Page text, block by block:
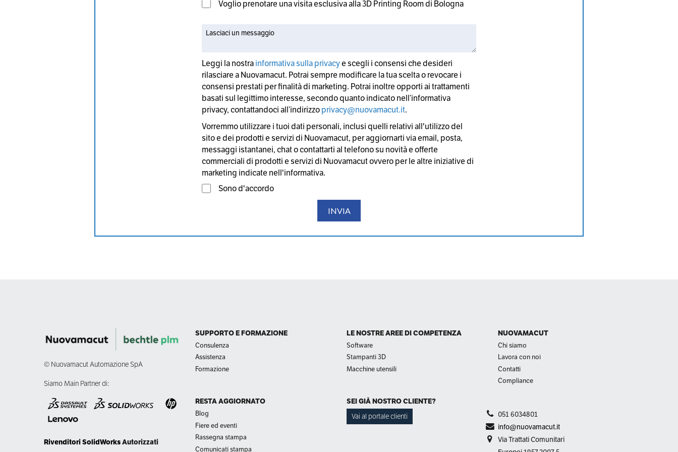
Voglio prenotare una visita esclusiva alla 3D Printing Room di Bologna
Leggi la nostrainformativa sulla privacye scegli i consensi che desideri
rilasciare a Nuovamacut. Potrai sempre modificare la tua scelta o revocare i
consensi prestati per finalità di marketing. Potrai inoltre opporti ai trattamenti
basati sul legittimo interesse, secondo quanto indicato nell’informativa
privacy, contattandoci all’indirizzoprivacy@nuovamacut.it.
Vorremmo utilizzare i tuoi dati personali, inclusi quelli relativi all'utilizzo del
sito e dei prodotti e servizi di Nuovamacut, per aggiornarti via email, posta,
messaggi istantanei, chat o contattarti al telefono su novità e offerte
commerciali di prodotti e servizi di Nuovamacut ovvero per le altre iniziative di
marketing indicate nell'informativa.
Sono d'accordo
© Nuovamacut Automazione SpA
Siamo Main Partner di:
Rivenditori SolidWorksAutorizzati
SUPPORTO E FORMAZIONE
Consulenza
Assistenza
Formazione
RESTA AGGIORNATO
Blog
Fiere ed eventi
Rassegna stampa
Comunicati stampa
LE NOSTRE AREE DI COMPETENZA
Software
Stampanti 3D
Macchine utensili
SEI GIÀ NOSTRO CLIENTE?
Vai al portale clienti
NUOVAMACUT
Chi siamo
Lavora con noi
Contatti
Compliance
051 6034801
info@nuovamacut.it
Via Trattati Comunitari